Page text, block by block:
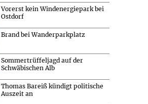
Vorerst kein Windenergiepark bei
Ostdorf
Brand bei Wanderparkplatz
Sommertrüffeljagd auf der
Schwäbischen Alb
Thomas Bareiß kündigt politische
Auszeit an